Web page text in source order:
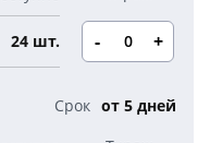
24 шт. - +
от 5 дней